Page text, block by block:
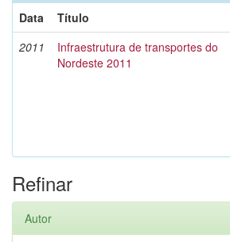
Data
Título
2011
Infraestrutura de transportes do
Nordeste 2011
Refinar
Autor